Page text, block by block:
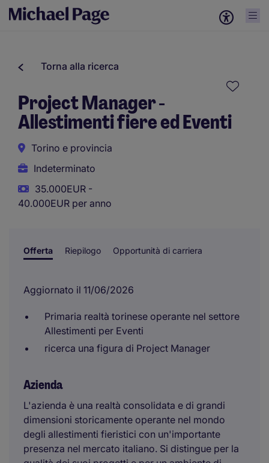
Torna alla ricerca
Project Manager -
Allestimenti fiere ed Eventi
Torino e provincia
Indeterminato
35.000EUR -
40.000EUR per anno
Offerta Riepilogo Opportunità di carriera
Aggiornato il 11/06/2026
Primaria realtà torinese operante nel settore
Allestimenti per Eventi
ricerca una figura di Project Manager
Azienda
L'azienda è una realtà consolidata e di grandi
dimensioni storicamente operante nel mondo
degli allestimenti fieristici con un'importante
presenza nel mercato italiano. Si distingue per la